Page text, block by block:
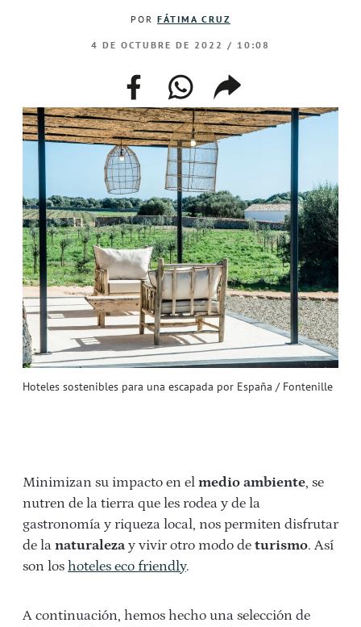
Hoteles sostenibles para una escapada por España / Fontenille
POR FÁTIMA CRUZ
4 DE OCTUBRE DE 2022 / 10:08
facebookwhatsappcompartir
enlace
Minimizan su impacto en el medio ambiente, se
nutren de la tierra que les rodea y de la
gastronomía y riqueza local, nos permiten disfrutar
de la naturaleza y vivir otro modo de turismo. Así
son los hoteles eco friendly.
A continuación, hemos hecho una selección de